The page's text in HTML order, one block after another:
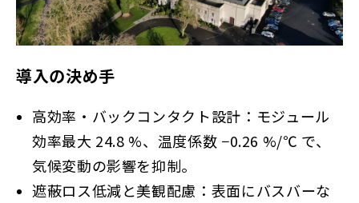
導入の決め手
高効率・バックコンタクト設計：モジュール
効率最大 24.8 %、温度係数 −0.26 %/℃ で、
気候変動の影響を抑制。
遮蔽ロス低減と美観配慮：表面にバスバーな